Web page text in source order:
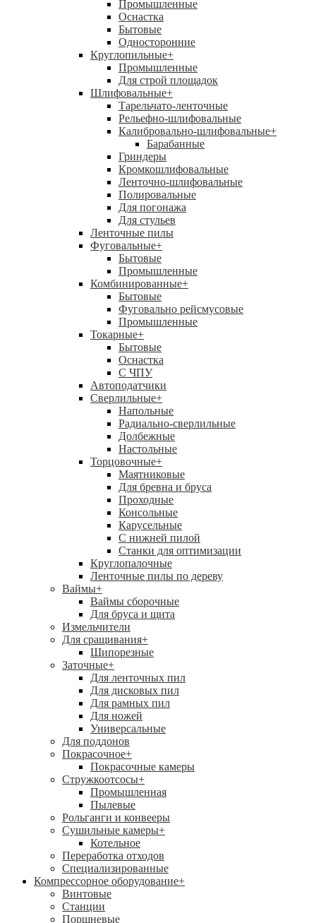
Промышленные
Оснастка
Бытовые
Односторонние
Круглопильные+
Промышленные
Для строй площадок
Шлифовальные+
Тарельчато-ленточные
Рельефно-шлифовальные
Калибровально-шлифовальные+
Барабанные
Гриндеры
Кромкошлифовальные
Ленточно-шлифовальные
Полировальные
Для погонажа
Для стульев
Ленточные пилы
Фуговальные+
Бытовые
Промышленные
Комбинированные+
Бытовые
Фуговально рейсмусовые
Промышленные
Токарные+
Бытовые
Оснастка
С ЧПУ
Автоподатчики
Сверлильные+
Напольные
Радиально-сверлильные
Долбежные
Настольные
Торцовочные+
Маятниковые
Для бревна и бруса
Проходные
Консольные
Карусельные
С нижней пилой
Станки для оптимизации
Круглопалочные
Ленточные пилы по дереву
Ваймы+
Ваймы сборочные
Для бруса и щита
Измельчители
Для сращивания+
Шипорезные
Заточные+
Для ленточных пил
Для дисковых пил
Для рамных пил
Для ножей
Универсальные
Для поддонов
Покрасочное+
Покрасочные камеры
Стружкоотсосы+
Промышленная
Пылевые
Рольганги и конвееры
Сушильные камеры+
Котельное
Переработка отходов
Специализированные
Компрессорное оборудование+
Винтовые
Станции
Поршневые